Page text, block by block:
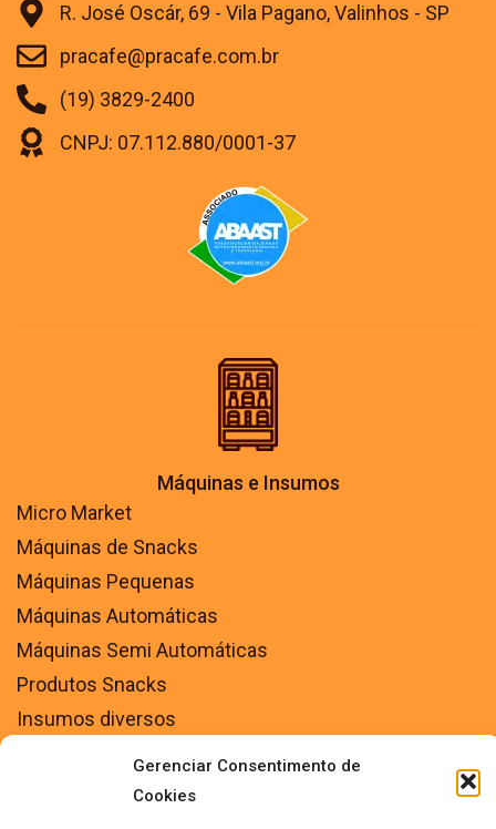
Gerenciar Consentimento de
Cookies
R. José Oscár, 69 - Vila Pagano, Valinhos - SP
pracafe@pracafe.com.br
(19) 3829-2400
CNPJ: 07.112.880/0001-37
Máquinas e Insumos
Micro Market
Máquinas de Snacks
Máquinas Pequenas
Máquinas Automáticas
Máquinas Semi Automáticas
Produtos Snacks
Insumos diversos